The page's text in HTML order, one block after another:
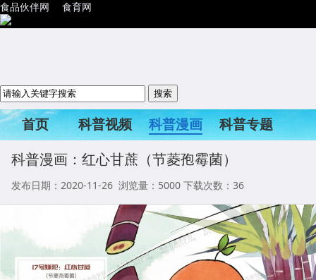
食品伙伴网 食育网
首页 科普视频 科普漫画
科普专题
科普活动
科普漫画：红心甘蔗（节菱孢霉菌）
发布日期：2020-11-26 浏览量： 5000 下载次数：36